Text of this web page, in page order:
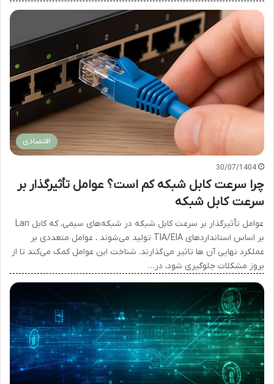
اقتصادی
30/07/1404
چرا سرعت کابل شبکه کم است؟ عوامل تأثیرگذار بر
سرعت کابل شبکه
عوامل تأثیرگذار بر سرعت کابل شبکه در شبکه‌های سیمی، که کابل Lan
بر اساس استانداردهای TIA/EIA تولید می‌شوند ، عوامل متعددی بر
عملکرد نهایی آن ها تاثیر می‌گذارند. شناخت این عوامل کمک می‌کند تا از
بروز مشکلات جلوگیری شود، در…